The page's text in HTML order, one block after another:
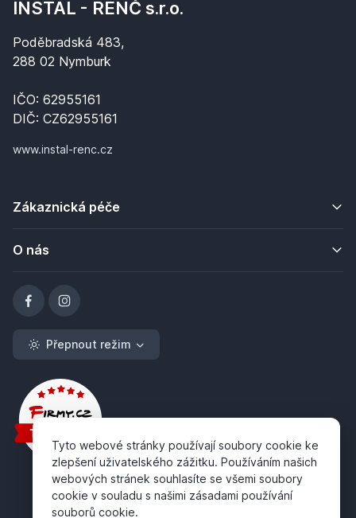
INSTAL - RENČ s.r.o.
Poděbradská 483,
288 02 Nymburk
IČO: 62955161
DIČ: CZ62955161
www.instal-renc.cz
Zákaznická péče
O nás
Přepnout režim
Tyto webové stránky používají soubory cookie ke
zlepšení uživatelského zážitku. Používáním našich
webových stránek souhlasíte se všemi soubory
cookie v souladu s našimi zásadami používání
souborů cookie.